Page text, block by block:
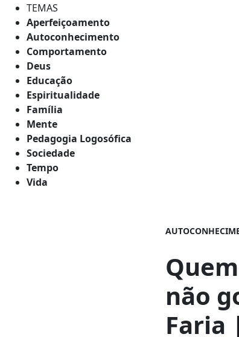
TEMAS
Aperfeiçoamento
Autoconhecimento
Comportamento
Deus
Educação
Espiritualidade
Família
Mente
Pedagogia Logosófica
Sociedade
Tempo
Vida
não
Faria